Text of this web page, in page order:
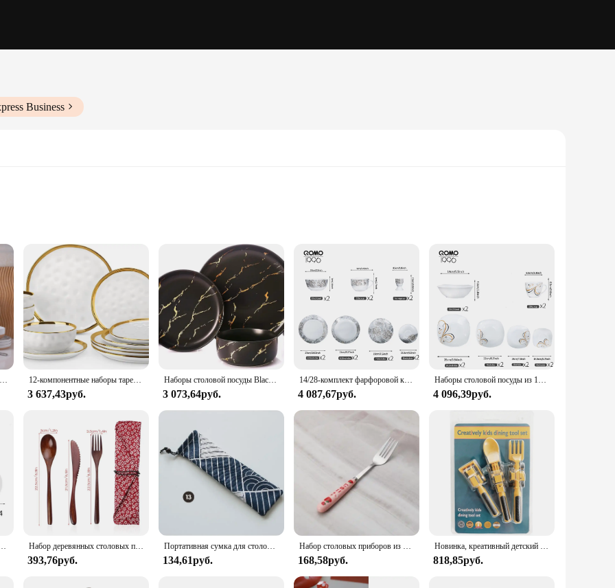
Business
The set includes dinner plates, salad plates, and bowls, all adorned with an exquisite floral pattern that adds a touch of elegance to
set is not only visually appealing but also boasts exceptional durability. Whether you're hosting a casual dinner or a formal
too. The set is microwave and dishwasher safe, making it a breeze to clean up after meals. The set's versatility extends to its use; it's
size is thoughtfully designed to accommodate a variety of meals, from hearty family dinners to intimate gatherings with friends.
set or a vendor or supplier looking to stock up on quality products, this set is an excellent choice. It's available for wholesale
size and design make it suitable for a wide range of scenarios, from casual family meals to more formal dining experiences. The set's
of daily use, making it a reliable choice for any household or business.
Наборы керамической посуды на 4 человека, набор тарелок и мисок с ручной росписью, 12 предметов с терракотом в деревенском стиле. 12-компонентные наборы тарелок и мисок, наборы фарфоровой посуды белого и золотого цвета, круглые обеденные тарелки
3 637,43руб.
Наборы столовой посуды Black Gold Splash, наборы мраморных керамических тарелок и мисок из 12 предметов, современная фарфоровая тарелка
3 073,64руб.
14/28-комплект фарфоровой кухонной посуды с тарелками, мисками, диском и кружками, устойчивый к сколам керамический набор посуды, обеденная посуда
4 087,67руб.
Наборы столовой посуды из 12/28 предметов на 4, включая фарфоровые тарелки, миски, кружки, чашки и блюдце, набор керамической тарелки и миски для подарков
4 096,39руб.
элегантная белая керамическая бытовая кухонная посуда с мисками, тарелками и чашками Набор деревянных столовых приборов ложка-вилка, многоразовая деревянная бамбуковая посуда с сумкой, портативная посуда, столовая посуда, студенческие принадлежности для обеда
393,76руб.
Портативная сумка для столовых приборов, тканевая льняная посуда, бамбуковые палочки для еды, нож, вилки, ложка, контейнер, сумка для посуды в японском стиле для путешествий
134,61руб.
Набор столовых приборов из нержавеющей стали, с футляром
168,58руб.
Новинка, креативный детский набор посуды для автомобиля, обеденная тарелка, ложка, бульдозер, экскаватор, столовая посуда, наборы кухонной посуды
818,85руб.